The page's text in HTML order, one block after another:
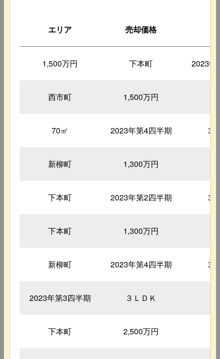
エリア 売却価格
1,500万円 下本町 2023年
西市町 1,500万円
70㎡ 2023年第4四半期 ３
新柳町 1,300万円
下本町 2023年第2四半期 ３
下本町 1,300万円
新柳町 2023年第4四半期 ３
2023年第3四半期 ３ＬＤＫ
下本町 2,500万円